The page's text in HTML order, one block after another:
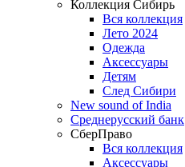
Коллекция Сибирь
Вся коллекция
Лето 2024
Одежда
Аксессуары
Детям
След Сибири
New sound of India
Среднерусский банк
СберПраво
Вся коллекция
Аксессуары